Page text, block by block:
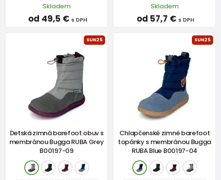
Skladem
od 49,5 € s DPH
Skladem
od 57,7 € s DPH
SUN25
Detská zimná barefoot obuv s
membránou Bugga RUBA Grey
B00197-09
SUN25
Chlapčenské zimné barefoot
topánky s membránou Bugga
RUBA Blue B00197-04